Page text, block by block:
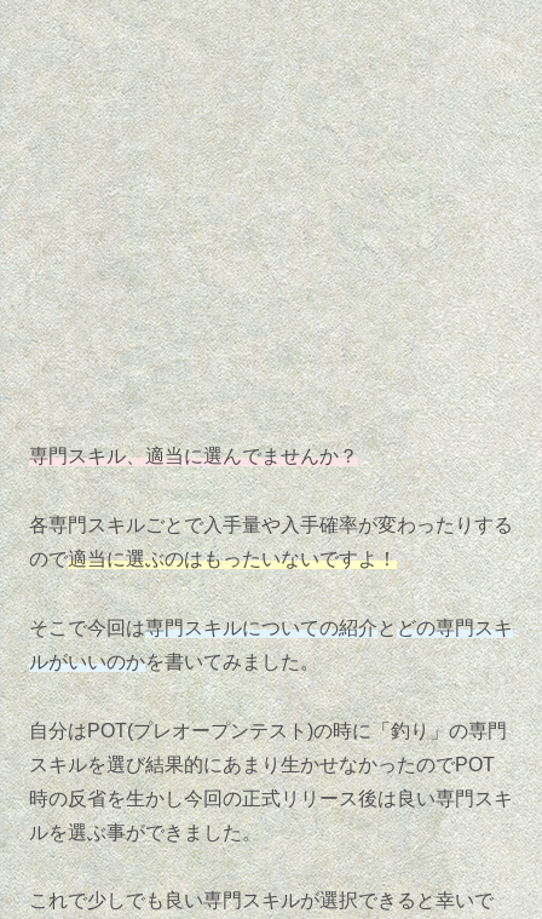
専門スキル、適当に選んでませんか？
各専門スキルごとで入手量や入手確率が変わったりする
ので適当に選ぶのはもったいないですよ！
そこで今回は専門スキルについての紹介とどの専門スキ
ルがいいのかを書いてみました。
自分はPOT(プレオープンテスト)の時に「釣り」の専門
スキルを選び結果的にあまり生かせなかったのでPOT
時の反省を生かし今回の正式リリース後は良い専門スキ
ルを選ぶ事ができました。
これで少しでも良い専門スキルが選択できると幸いで